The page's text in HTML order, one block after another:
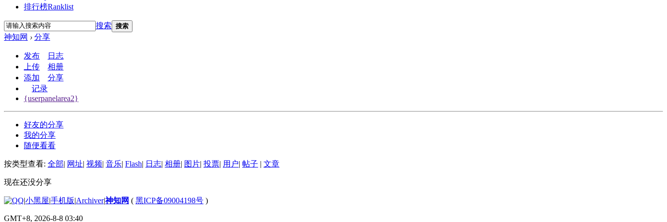
排行榜Ranklist
搜索 搜索
神知网 › 分享
发布
日志
上传
相册
添加
分享
记录
{userpanelarea2}
好友的分享
我的分享
随便看看
按类型查看: 全部| 网址| 视频| 音乐| Flash| 日志| 相册| 图片| 投票| 用户| 帖子 | 文章
现在还没分享
|小黑屋|手机版|Archiver|神知网 ( 黑ICP备09004198号 )
GMT+8, 2026-8-8 03:40